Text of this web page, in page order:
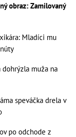
obraz: Zamilovaný
Mladíci mu
muža na
speváčka drela v
po odchode z